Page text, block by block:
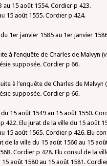
au 15 août 1554. Cordier p 423.
15 août 1555. Cordier p 424.
du 1er janvier 1585 au 1er janvier
à l’enquête de Charles de Malvyn
supposée. Cordier p 66.
à l’enquête de Charles de
supposée. Cordier p 66.
du 15 août 1549 au 15 août 1550.
422. Elu jurat de la ville du 15 août
15 août 1565. Cordier p 426. Elu
de la ville du 15 août 1566 au 15
Cordier p 428. Elu consul de la
août 1580 au 15 août 1581.